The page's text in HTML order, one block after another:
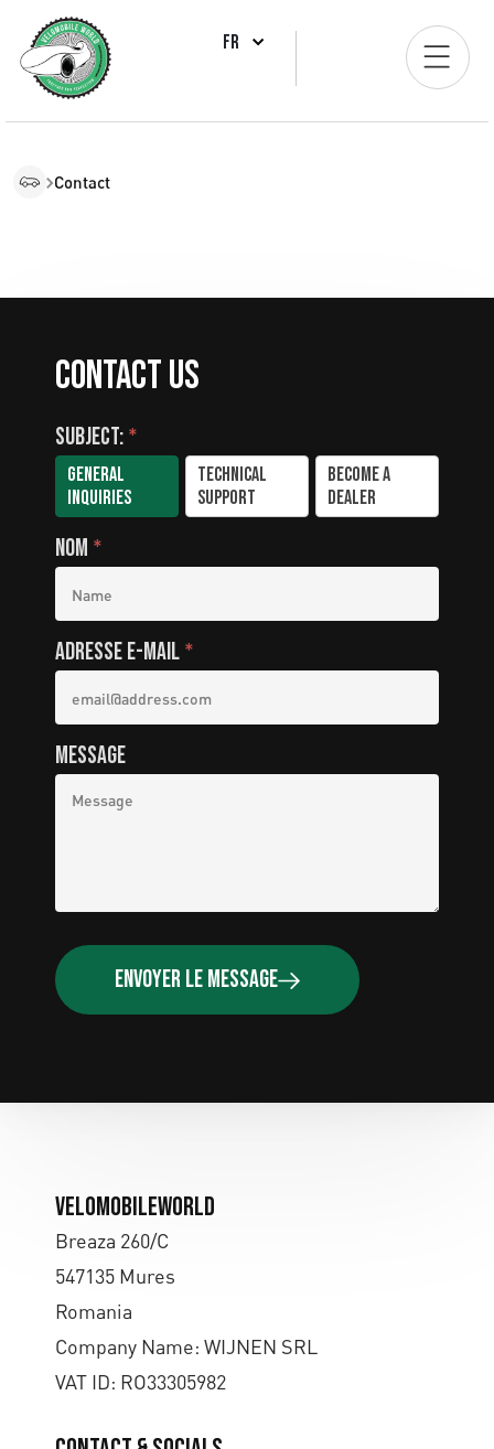
FR
Contact
Velomobileworld
Breaza 260/C
547135 Mures
Romania
Company Name: WIJNEN SRL
VAT ID: RO33305982
Contact us
Subject: *
General
inquiries
Technical
support
Become a
dealer
Nom *
Adresse e-mail *
Message
Envoyer le message